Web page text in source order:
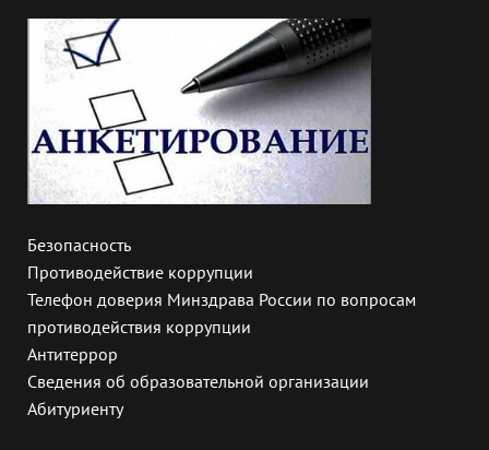
Безопасность
Противодействие коррупции
Телефон доверия Минздрава России по вопросам
противодействия коррупции
Антитеррор
Сведения об образовательной организации
Абитуриенту